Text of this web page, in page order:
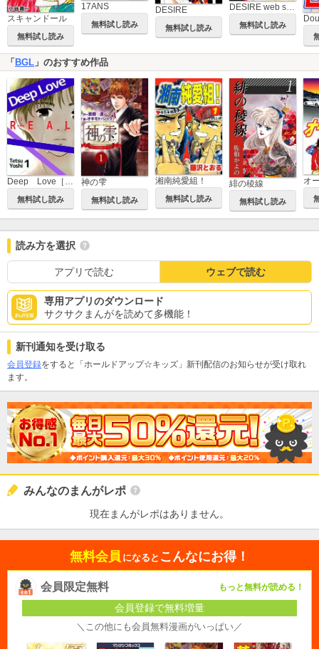
スキャンドール
無料試し読み
17ANS
無料試し読み
DESIRE
無料試し読み 無料試し読み
「 BGL 」のおすすめ作品
Deep Love［REAL]
無料試し読み
神の雫
無料試し読み
湘南純愛組！
無料試し読み
緋の稜線
無料試し読み
オ
読み方を選択
アプリで読む ウェブで読む
専用アプリのダウンロード
サクサクまんがを読めて多機能！
新刊通知を受け取る
会員登録をすると「ホールドアップ☆キッズ」新刊配信のお知らせが受け取れ
ます。
みんなのまんがレポ
現在まんがレポはありません。
無料会員 になると こんなにお得！
会員限定無料 もっと無料が読める！
会員登録で無料増量
＼この他にも会員無料漫画がいっぱい／